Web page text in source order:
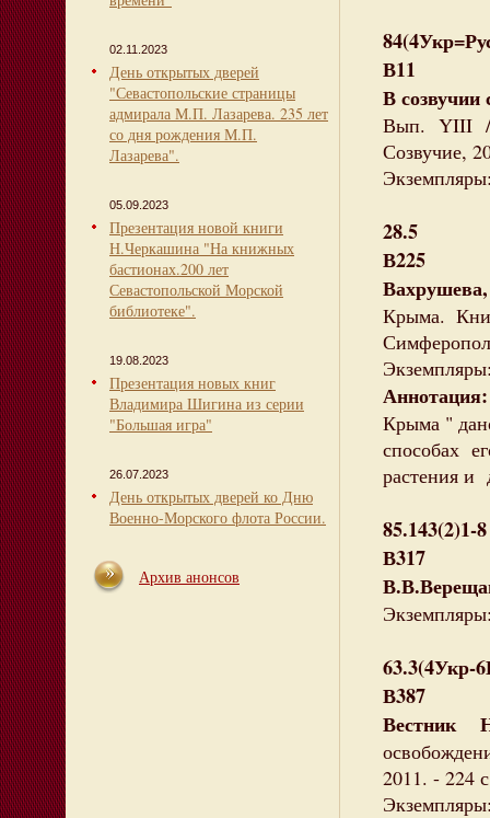
02.11.2023
День открытых дверей
"Севастопольские страницы
адмирала М.П. Лазарева. 235 лет
со дня рождения М.П.
Лазарева".
05.09.2023
Презентация новой книги
Н.Черкашина "На книжных
бастионах.200 лет
Севастопольской Морской
библиотеке".
19.08.2023
Презентация новых книг
Владимира Шигина из серии
"Большая игра"
26.07.2023
День открытых дверей ко Дню
Военно-Морского флота России.
Архив анонсов
В11
В созвучии
Вып. YIII /
Созвучие,
28.5
В225
Крыма.
Аннотация:
Крыма "
способах
растения
85.143(2)1-8
В317
63.3(4Укр-
В387
Вестник
2011. - 224